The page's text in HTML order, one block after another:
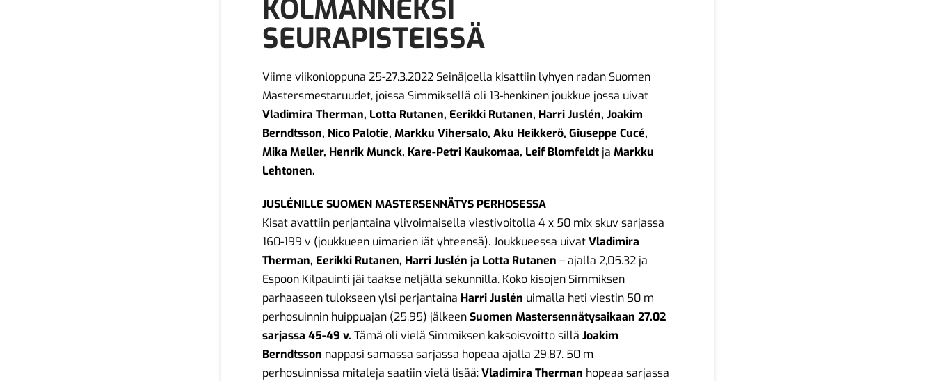
KOLMANNEKSI
SEURAPISTEISSÄ
Viime viikonloppuna 25-27.3.2022 Seinäjoella kisattiin lyhyen radan Suomen
Mastersmestaruudet, joissa Simmiksellä oli 13-henkinen joukkue jossa uivat
Vladimira Therman, Lotta Rutanen, Eerikki Rutanen, Harri Juslén, Joakim
Berndtsson, Nico Palotie, Markku Vihersalo, Aku Heikkerö, Giuseppe Cucé,
Mika Meller, Henrik Munck, Kare-Petri Kaukomaa, Leif Blomfeldt ja Markku
Lehtonen.
JUSLÉNILLE SUOMEN MASTERSENNÄTYS PERHOSESSA
Kisat avattiin perjantaina ylivoimaisella viestivoitolla 4 x 50 mix skuv sarjassa
160-199 v (joukkueen uimarien iät yhteensä). Joukkueessa uivatVladimira
Therman, Eerikki Rutanen, Harri Juslén ja Lotta Rutanen– ajalla 2,05.32 ja
Espoon Kilpauinti jäi taakse neljällä sekunnilla. Koko kisojen Simmiksen
parhaaseen tulokseen ylsi perjantaina Harri Juslén uimalla heti viestin 50 m
perhosuinnin huippuajan (25.95) jälkeenSuomen Mastersennätysaikaan 27.02
sarjassa 45-49 v. Tämä oli vielä Simmiksen kaksoisvoitto silläJoakim
Berndtsson nappasi samassa sarjassa hopeaa ajalla 29.87. 50 m
perhosuinnissa mitaleja saatiin vielä lisää:Vladimira Therman hopeaa sarjassa